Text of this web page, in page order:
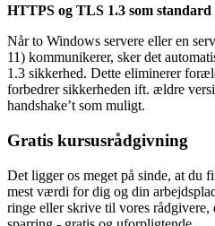
HTTPS og TLS 1.3 som standard
Når to Windows servere eller en
11) kommunikerer, sker det
1.3 sikkerhed. Dette eliminerer
forbedrer sikkerheden ift. ældre
handshake’t som muligt.
Gratis kursusrådgivning
Det ligger os meget på sinde, at du
mest værdi for dig og din
ringe eller skrive til vores rådgivere,